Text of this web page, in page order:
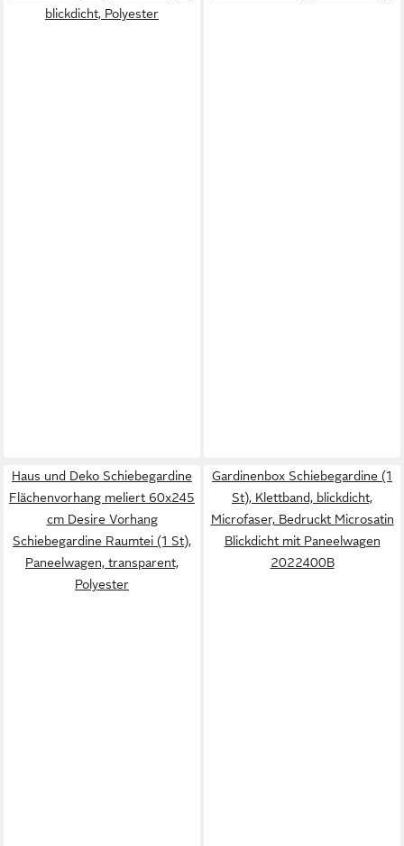
blickdicht, Polyester
Haus und Deko Schiebegardine
Flächenvorhang meliert 60x245
cm Desire Vorhang
Schiebegardine Raumtei (1 St),
Paneelwagen, transparent,
Polyester
Gardinenbox Schiebegardine (1
St), Klettband, blickdicht,
Microfaser, Bedruckt Microsatin
Blickdicht mit Paneelwagen
2022400B